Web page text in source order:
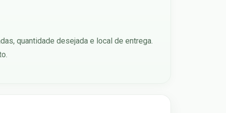
quantidade desejada e local de entrega.